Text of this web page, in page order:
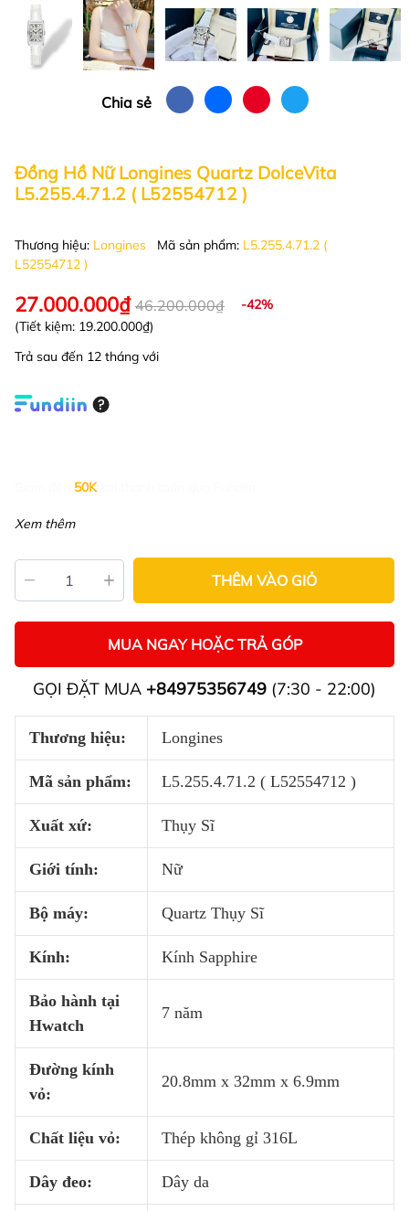
Chia sẻ
Đồng Hồ Nữ Longines Quartz DolceVita
L5.255.4.71.2 ( L52554712 )
Thương hiệu: Longines Mã sản phẩm: L5.255.4.71.2 (
L52554712 )
27.000.000₫ 46.200.000₫
-42%
(Tiết kiệm: 19.200.000₫)
Trả sau đến 12 tháng với
50K
Xem thêm
THÊM VÀO GIỎ
MUA NGAY HOẶC TRẢ GÓP
GỌI ĐẶT MUA +84975356749 (7:30 - 22:00)
Thương hiệu: Longines
Mã sản phẩm: L5.255.4.71.2 ( L52554712 )
Xuất xứ: Thụy Sĩ
Giới tính: Nữ
Bộ máy: Quartz Thụy Sĩ
Kính: Kính Sapphire
Bảo hành tại
Hwatch
7 năm
Đường kính
vỏ:
20.8mm x 32mm x 6.9mm
Chất liệu vỏ: Thép không gỉ 316L
Dây đeo: Dây da